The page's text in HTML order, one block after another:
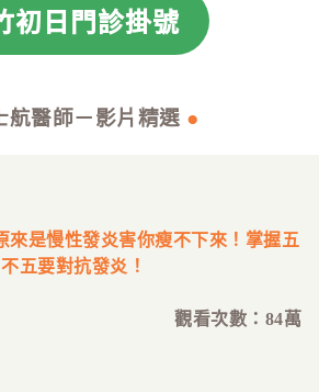
初日門診掛號
航醫師－影片精選 ●
來是慢性發炎害你瘦不下來！ 掌握五
不五要對抗發炎！
觀看次數：84萬